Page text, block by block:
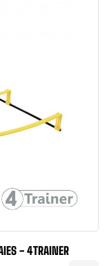
- 4TRAINER